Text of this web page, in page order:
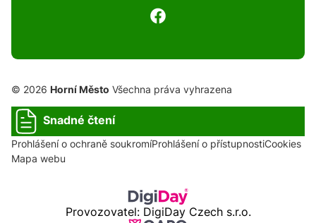
© 2026 Horní Město Všechna práva vyhrazena
Snadné čtení
Prohlášení o ochraně soukromíProhlášení o přístupnostiCookies
Mapa webu
Provozovatel: DigiDay Czech s.r.o.